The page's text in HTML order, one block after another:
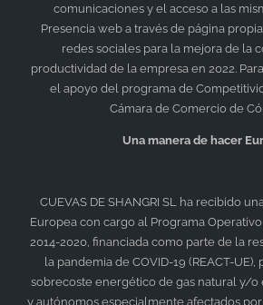
comunicaciones y el acceso a las
Presencia web a través de página
redes sociales para la mejora de la
productividad de la empresa en 2022.
el apoyo del programa de
Cámara de Comercio de
Una manera de hacer
CUEVAS DE SHANGRI SL
ha recibido
Europea con cargo al Programa
2014-2020, financiada como parte de la
la pandemia de COVID-19 (REACT-
sobrecoste energético de gas natural y/o
y autónomos especialmente afectados